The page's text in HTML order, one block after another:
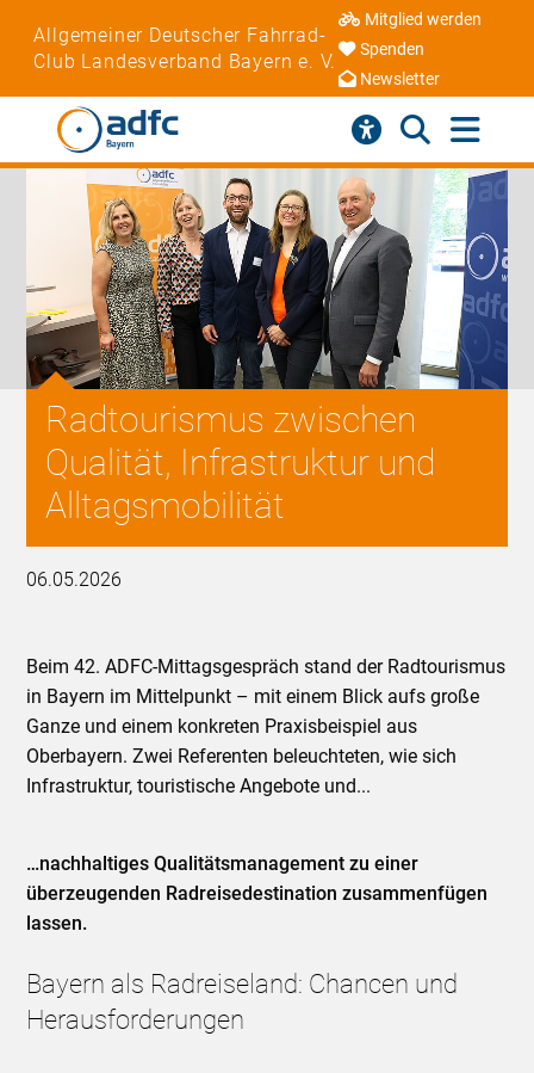
Allgemeiner Deutscher Fahrrad-
Club Landesverband Bayern e. V.
Mitglied werden
Spenden
Newsletter
Radtourismus zwischen
Qualität, Infrastruktur und
Alltagsmobilität
06.05.2026
Beim 42. ADFC-Mittagsgespräch stand der Radtourismus
in Bayern im Mittelpunkt – mit einem Blick aufs große
Ganze und einem konkreten Praxisbeispiel aus
Oberbayern. Zwei Referenten beleuchteten, wie sich
Infrastruktur, touristische Angebote und...
…nachhaltiges Qualitätsmanagement zu einer
überzeugenden Radreisedestination zusammenfügen
lassen.
Bayern als Radreiseland: Chancen und
Herausforderungen